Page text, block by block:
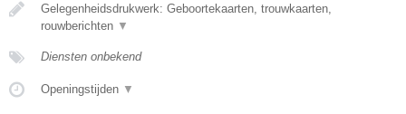
Gelegenheidsdrukwerk: Geboortekaarten, trouwkaarten,
rouwberichten ▼
Diensten onbekend
Openingstijden ▼